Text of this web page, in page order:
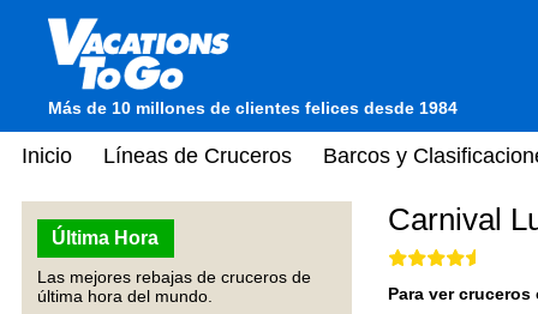
Más de 10 millones de clientes felices desde 1984
Inicio Líneas de Cruceros Barcos y
Última Hora
Las mejores rebajas de cruceros de
última hora del mundo.
Carnival
Para ver